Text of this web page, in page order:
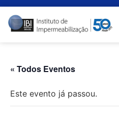
« Todos Eventos
Este evento já passou.